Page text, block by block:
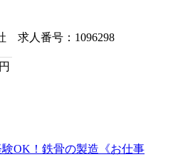
求人番号：1096298
円